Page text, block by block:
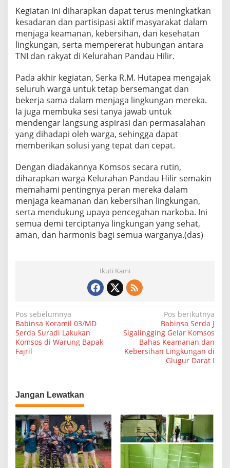
Kegiatan ini diharapkan dapat terus meningkatkan
kesadaran dan partisipasi aktif masyarakat dalam
menjaga keamanan, kebersihan, dan kesehatan
lingkungan, serta mempererat hubungan antara
TNI dan rakyat di Kelurahan Pandau Hilir.
Pada akhir kegiatan, Serka R.M. Hutapea mengajak
seluruh warga untuk tetap bersemangat dan
bekerja sama dalam menjaga lingkungan mereka.
Ia juga membuka sesi tanya jawab untuk
mendengar langsung aspirasi dan permasalahan
yang dihadapi oleh warga, sehingga dapat
memberikan solusi yang tepat dan cepat.
Dengan diadakannya Komsos secara rutin,
diharapkan warga Kelurahan Pandau Hilir semakin
memahami pentingnya peran mereka dalam
menjaga keamanan dan kebersihan lingkungan,
serta mendukung upaya pencegahan narkoba. Ini
semua demi terciptanya lingkungan yang sehat,
aman, dan harmonis bagi semua warganya.(das)
Ikuti Kami
N
a
v
a
s
i
p
o
s
Pos sebelumnya
Babinsa Koramil 03/MD
Serda Suradi Lakukan
Komsos di Warung Bapak
Fajril
Pos berikutnya
Babinsa Serda J
Sigalingging Gelar Komsos
Bahas Keamanan dan
Kebersihan Lingkungan di
Glugur Darat I
Jangan Lewatkan